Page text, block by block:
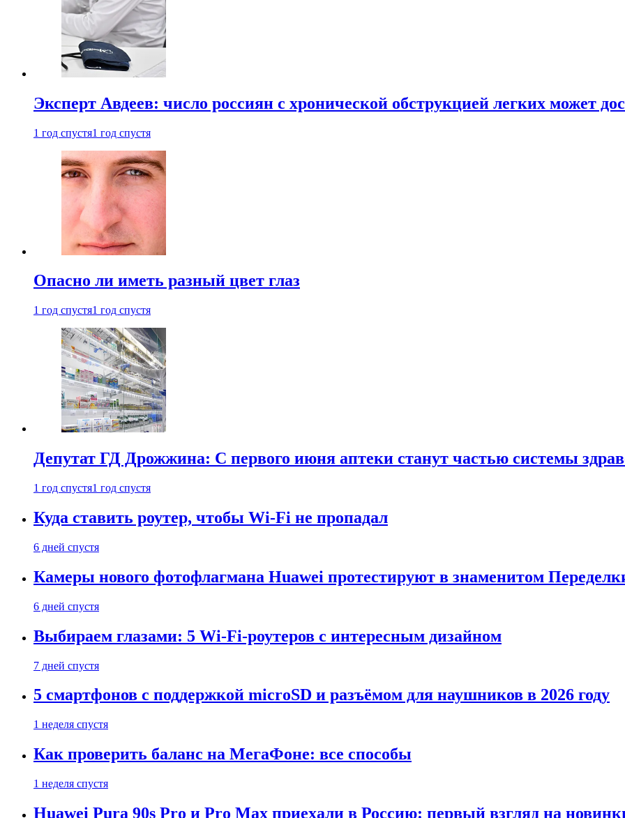
Эксперт Авдеев: число россиян с хронической обструкцией легких может
1 год спустя1 год спустя
Опасно ли иметь разный цвет глаз
1 год спустя1 год спустя
Депутат ГД Дрожжина: С первого июня аптеки станут частью системы
1 год спустя1 год спустя
Куда ставить роутер, чтобы Wi-Fi не пропадал
6 дней спустя
Камеры нового фотофлагмана Huawei протестируют в знаменитом
6 дней спустя
Выбираем глазами: 5 Wi-Fi-роутеров с интересным дизайном
7 дней спустя
5 смартфонов с поддержкой microSD и разъёмом для наушников в 2026 году
1 неделя спустя
Как проверить баланс на МегаФоне: все способы
1 неделя спустя
Huawei Pura 90s Pro и Pro Max приехали в Россию: первый взгляд на